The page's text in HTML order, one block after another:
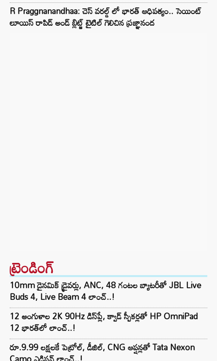
R Praggnanandhaa: చెస్ వరల్డ్ లో భారత్ ఆధిపత్యం.. సెయింట్
లూయిస్ రాపిడ్ అండ్ బ్లిట్జ్ టైటిల్ గెలిచిన ప్రజ్ఞానంద
ట్రెండింగ్‌
10mm డైనమిక్ డ్రైవర్లు, ANC, 48 గంటల బ్యాటరీతో JBL Live
Buds 4, Live Beam 4 లాంచ్..!
12 అంగుళాల 2K 90Hz డిస్‌ప్లే, క్వాడ్ స్పీకర్లతో HP OmniPad
12 భారత్‌లో లాంచ్..!
రూ.9.99 లక్షలకే పెట్రోల్, డీజిల్, CNG ఆప్షన్లతో Tata Nexon